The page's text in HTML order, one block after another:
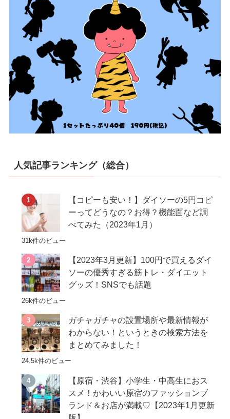
人気記事ランキング（総合）
【コピーも安い！】ダイソーの5円コピ
ーってどうなの？お得？機能面など調
べてみた（2023年1月）
31k件のビュー
【2023年3月更新】100円で買えるダイ
ソーの優秀すぎる筋トレ・ダイエット
グッズ！SNSでも話題
26k件のビュー
ガチャガチャの設置場所や最新情報が
わからない！というときの検索方法を
まとめてみました！
24.5k件のビュー
【原宿・渋谷】小学生・中高生におス
スメ！かわいい原宿のファッションブ
ランド＆お店が満載♡【2023年1月更新